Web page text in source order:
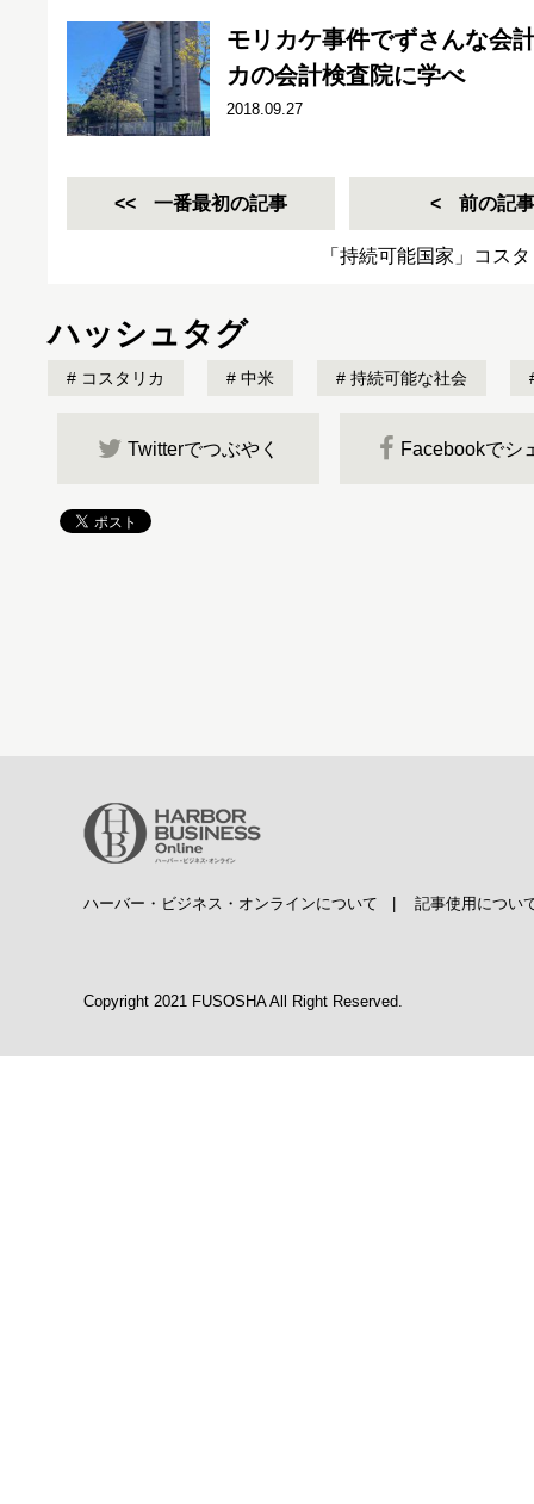
モリカケ事件でずさんな会
カの会計検査院に学べ
2018.09.27
一番最初の記事 前の記事
「持続可能国家」コス
ハッシュタグ
コスタリカ 中米 持続可能な社会
Twitterでつぶやく Facebookでシ
ハーバー・ビジネス・オンラインについて 記事使用につい
Copyright 2021 FUSOSHA All Right Reserved.